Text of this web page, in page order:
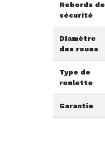
Rebords de
sécurité
Diamètre
des roues
Type de
roulette
Garantie